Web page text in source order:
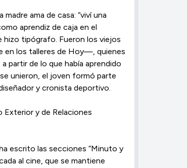
ama de casa: “viví una
aprendiz de caja en el
hizo tipógrafo. Fueron los viejos
en los talleres de Hoy—, quienes
partir de lo que había aprendido
unieron, el joven formó parte
y cronista deportivo.
Exterior y de Relaciones
escrito las secciones “Minuto y
al cine, que se mantiene